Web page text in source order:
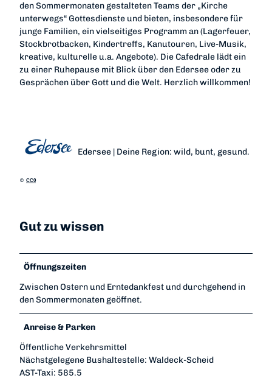
den Sommermonaten gestalteten Teams der „Kirche
unterwegs“ Gottesdienste und bieten, insbesondere für
junge Familien, ein vielseitiges Programm an (Lagerfeuer,
Stockbrotbacken, Kindertreffs, Kanutouren, Live-Musik,
kreative, kulturelle u.a. Angebote). Die Cafedrale lädt ein
zu einer Ruhepause mit Blick über den Edersee oder zu
Gesprächen über Gott und die Welt. Herzlich willkommen!
© CC0
Edersee | Deine Region: wild, bunt, gesund.
Gut zu wissen
Öffnungszeiten
Zwischen Ostern und Erntedankfest und durchgehend in
den Sommermonaten geöffnet.
Anreise & Parken
Öffentliche Verkehrsmittel
Nächstgelegene Bushaltestelle: Waldeck-Scheid
AST-Taxi: 585.5